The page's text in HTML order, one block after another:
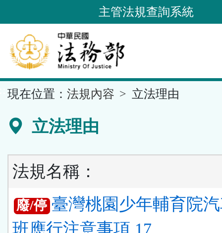
到
要
內
容
區
主管法規查詢系統
現在位置： 法規內容 立法理由
立法理由
法規名稱：
廢/停 臺灣桃園少年輔育院
班應行注意事項 17